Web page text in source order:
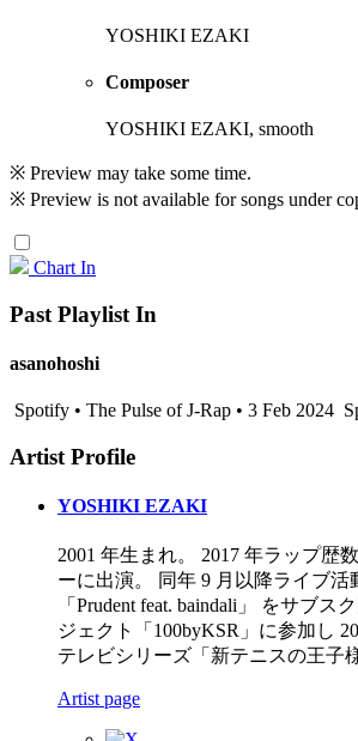
YOSHIKI EZAKI
Composer
YOSHIKI EZAKI, smooth
※ Preview may take some time.
※ Preview is not available for songs under
Chart In
Past Playlist In
asanohoshi
Spotify • The Pulse of J-Rap • 3 Feb 2024
Artist Profile
YOSHIKI EZAKI
2001 年生まれ。 2017 年ラップ歴
ーに出演。 同年 9 月以降ライブ
「Prudent feat. baindali」 をサブ
ジェクト「100byKSR」に参加し
テレビシリーズ「新テニスの王子
Artist page